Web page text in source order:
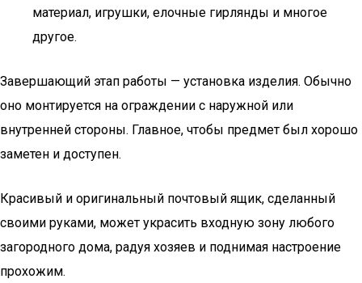
материал, игрушки, елочные гирлянды и многое
другое.
Завершающий этап работы — установка изделия. Обычно
оно монтируется на ограждении с наружной или
внутренней стороны. Главное, чтобы предмет был хорошо
заметен и доступен.
Красивый и оригинальный почтовый ящик, сделанный
своими руками, может украсить входную зону любого
загородного дома, радуя хозяев и поднимая настроение
прохожим.